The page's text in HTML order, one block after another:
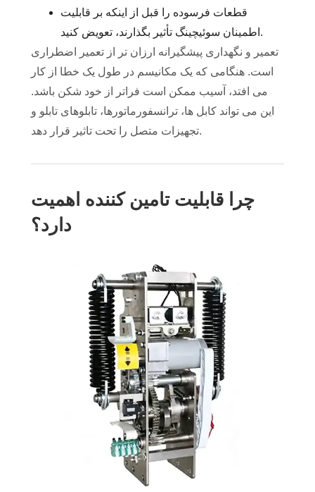
قطعات فرسوده را قبل از اینکه بر قابلیت
اطمینان سوئیچینگ تأثیر بگذارند، تعویض کنید.
تعمیر و نگهداری پیشگیرانه ارزان تر از تعمیر اضطراری
است. هنگامی که یک مکانیسم در طول یک خطا از کار
می افتد، آسیب ممکن است فراتر از خود شکن باشد.
این می تواند کابل ها، ترانسفورماتورها، تابلوهای تابلو و
تجهیزات متصل را تحت تاثیر قرار دهد.
چرا قابلیت تامین کننده اهمیت
دارد؟